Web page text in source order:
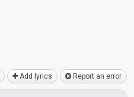
Add lyrics Report an error